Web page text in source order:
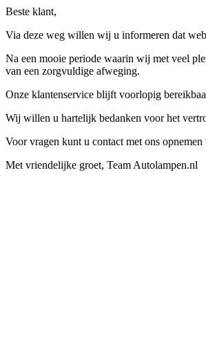
Beste klant,
Via deze weg willen wij u informeren dat
Na een mooie periode waarin wij met veel
van een zorgvuldige afweging.
Onze klantenservice blijft voorlopig
Wij willen u hartelijk bedanken voor het
Voor vragen kunt u contact met ons
Met vriendelijke groet, Team Autolampen.nl